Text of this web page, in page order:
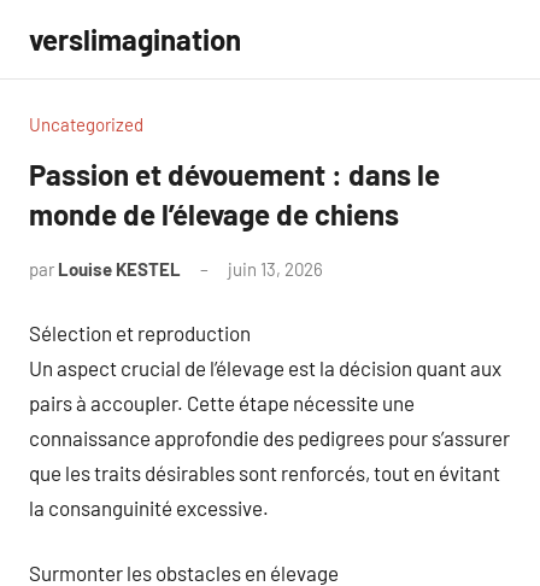
contenu
verslimagination
Uncategorized
Passion et dévouement : dans le
monde de l’élevage de chiens
par Louise KESTEL juin 13, 2026
Sélection et reproduction
Un aspect crucial de l’élevage est la décision quant aux
pairs à accoupler. Cette étape nécessite une
connaissance approfondie des pedigrees pour s’assurer
que les traits désirables sont renforcés, tout en évitant
la consanguinité excessive.
Surmonter les obstacles en élevage